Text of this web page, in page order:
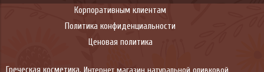
Корпоративным клиентам
Политика конфиденциальности
Ценовая политика
Греческая косметика. Интернет магазин натуральной оливковой